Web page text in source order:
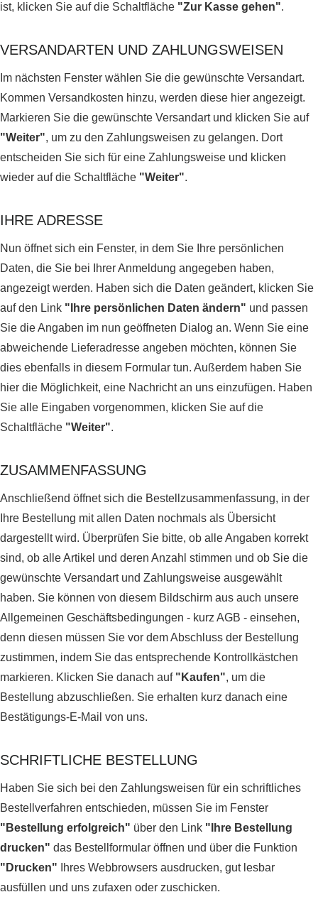
ist, klicken Sie auf die Schaltfläche "Zur Kasse gehen".
VERSANDARTEN UND ZAHLUNGSWEISEN
Im nächsten Fenster wählen Sie die gewünschte Versandart.
Kommen Versandkosten hinzu, werden diese hier angezeigt.
Markieren Sie die gewünschte Versandart und klicken Sie auf
"Weiter", um zu den Zahlungsweisen zu gelangen. Dort
entscheiden Sie sich für eine Zahlungsweise und klicken
wieder auf die Schaltfläche "Weiter".
IHRE ADRESSE
Nun öffnet sich ein Fenster, in dem Sie Ihre persönlichen
Daten, die Sie bei Ihrer Anmeldung angegeben haben,
angezeigt werden. Haben sich die Daten geändert, klicken Sie
auf den Link "Ihre persönlichen Daten ändern" und passen
Sie die Angaben im nun geöffneten Dialog an. Wenn Sie eine
abweichende Lieferadresse angeben möchten, können Sie
dies ebenfalls in diesem Formular tun. Außerdem haben Sie
hier die Möglichkeit, eine Nachricht an uns einzufügen. Haben
Sie alle Eingaben vorgenommen, klicken Sie auf die
Schaltfläche "Weiter".
ZUSAMMENFASSUNG
Anschließend öffnet sich die Bestellzusammenfassung, in der
Ihre Bestellung mit allen Daten nochmals als Übersicht
dargestellt wird. Überprüfen Sie bitte, ob alle Angaben korrekt
sind, ob alle Artikel und deren Anzahl stimmen und ob Sie die
gewünschte Versandart und Zahlungsweise ausgewählt
haben. Sie können von diesem Bildschirm aus auch unsere
Allgemeinen Geschäftsbedingungen - kurz AGB - einsehen,
denn diesen müssen Sie vor dem Abschluss der Bestellung
zustimmen, indem Sie das entsprechende Kontrollkästchen
markieren. Klicken Sie danach auf "Kaufen", um die
Bestellung abzuschließen. Sie erhalten kurz danach eine
Bestätigungs-E-Mail von uns.
SCHRIFTLICHE BESTELLUNG
Haben Sie sich bei den Zahlungsweisen für ein schriftliches
Bestellverfahren entschieden, müssen Sie im Fenster
"Bestellung erfolgreich" über den Link "Ihre Bestellung
drucken" das Bestellformular öffnen und über die Funktion
"Drucken" Ihres Webbrowsers ausdrucken, gut lesbar
ausfüllen und uns zufaxen oder zuschicken.